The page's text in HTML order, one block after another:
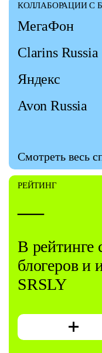
КОЛЛАБОРАЦИИ С
МегаФон
Clarins Russia
Яндекс
Avon Russia
Смотреть весь
РЕЙТИНГ
—
В рейтинге
блогеров и
SRSLY